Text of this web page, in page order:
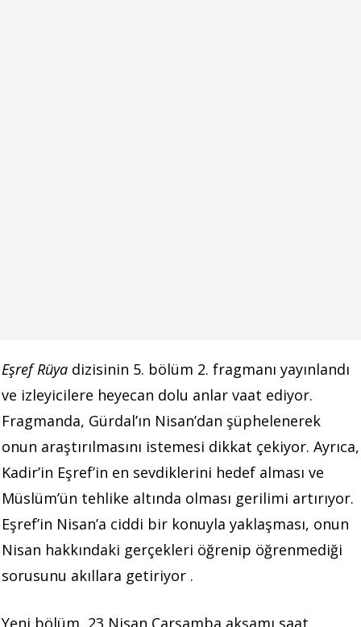
Eşref Rüya dizisinin 5. bölüm 2. fragmanı yayınlandı
ve izleyicilere heyecan dolu anlar vaat ediyor.
Fragmanda, Gürdal’ın Nisan’dan şüphelenerek
onun araştırılmasını istemesi dikkat çekiyor. Ayrıca,
Kadir’in Eşref’in en sevdiklerini hedef alması ve
Müslüm’ün tehlike altında olması gerilimi artırıyor.
Eşref’in Nisan’a ciddi bir konuyla yaklaşması, onun
Nisan hakkındaki gerçekleri öğrenip öğrenmediği
sorusunu akıllara getiriyor .​
Yeni bölüm 23 Nisan Çarşamba akşamı saat